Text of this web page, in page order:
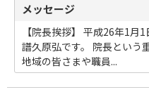
メッセージ
【院長挨拶】 平成26年1月
譜久原弘です。 院長という
地域の皆さまや職員...